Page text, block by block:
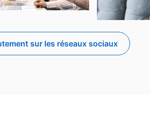
sur les réseaux sociaux